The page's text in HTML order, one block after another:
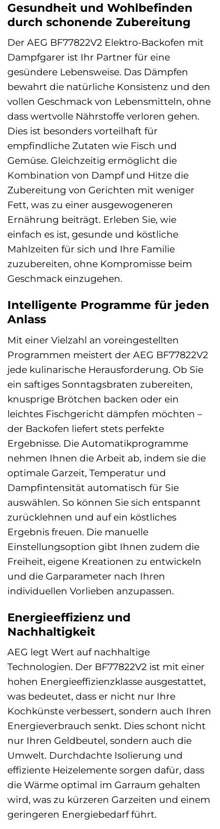
Gesundheit und Wohlbefinden
durch schonende Zubereitung
Der AEG BF77822V2 Elektro-Backofen mit
Dampfgarer ist Ihr Partner für eine
gesündere Lebensweise. Das Dämpfen
bewahrt die natürliche Konsistenz und den
vollen Geschmack von Lebensmitteln, ohne
dass wertvolle Nährstoffe verloren gehen.
Dies ist besonders vorteilhaft für
empfindliche Zutaten wie Fisch und
Gemüse. Gleichzeitig ermöglicht die
Kombination von Dampf und Hitze die
Zubereitung von Gerichten mit weniger
Fett, was zu einer ausgewogeneren
Ernährung beiträgt. Erleben Sie, wie
einfach es ist, gesunde und köstliche
Mahlzeiten für sich und Ihre Familie
zuzubereiten, ohne Kompromisse beim
Geschmack einzugehen.
Intelligente Programme für jeden
Anlass
Mit einer Vielzahl an voreingestellten
Programmen meistert der AEG BF77822V2
jede kulinarische Herausforderung. Ob Sie
ein saftiges Sonntagsbraten zubereiten,
knusprige Brötchen backen oder ein
leichtes Fischgericht dämpfen möchten –
der Backofen liefert stets perfekte
Ergebnisse. Die Automatikprogramme
nehmen Ihnen die Arbeit ab, indem sie die
optimale Garzeit, Temperatur und
Dampfintensität automatisch für Sie
auswählen. So können Sie sich entspannt
zurücklehnen und auf ein köstliches
Ergebnis freuen. Die manuelle
Einstellungsoption gibt Ihnen zudem die
Freiheit, eigene Kreationen zu entwickeln
und die Garparameter nach Ihren
individuellen Vorlieben anzupassen.
Energieeffizienz und
Nachhaltigkeit
AEG legt Wert auf nachhaltige
Technologien. Der BF77822V2 ist mit einer
hohen Energieeffizienzklasse ausgestattet,
was bedeutet, dass er nicht nur Ihre
Kochkünste verbessert, sondern auch Ihren
Energieverbrauch senkt. Dies schont nicht
nur Ihren Geldbeutel, sondern auch die
Umwelt. Durchdachte Isolierung und
effiziente Heizelemente sorgen dafür, dass
die Wärme optimal im Garraum gehalten
wird, was zu kürzeren Garzeiten und einem
geringeren Energiebedarf führt.